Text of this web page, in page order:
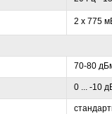
2 х 775
70-80
0 ... -10